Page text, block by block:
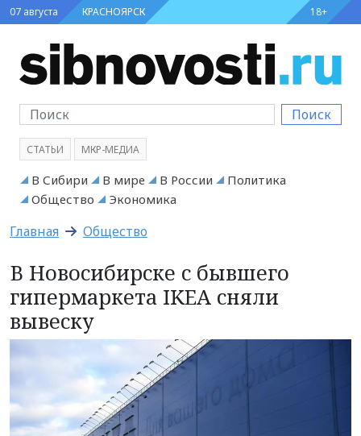
07 августа КРАСНОЯРСК 18+
Поиск
СТАТЬИ МКР-МЕДИА
В Сибири В мире В России
Политика
Общество
Экономика
Главная Общество
В Новосибирске с бывшего
гипермаркета IKEA сняли
вывеску